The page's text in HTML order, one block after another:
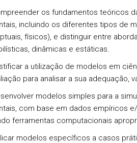
os fundamentos teóricos
incluindo os diferentes tipos de
físicos), e distinguir entre
dinâmicas e estáticas.
a utilização de modelos em
para analisar a sua adequação,
modelos simples para a
com base em dados empíricos
ferramentas computacionais
modelos específicos a casos